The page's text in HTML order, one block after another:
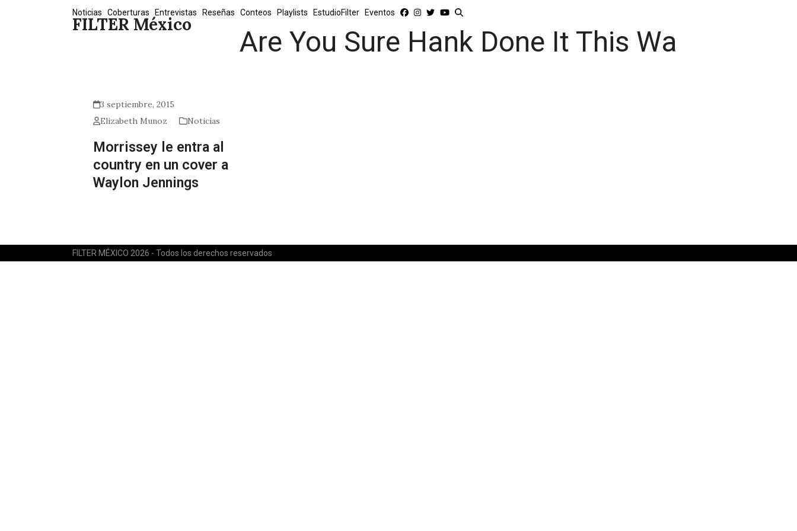
FILTER México
Noticias Coberturas Entrevistas Reseñas Conteos Playlists EstudioFilter Eventos
Are You Sure Hank Done It This Wa
3 septiembre, 2015
Elizabeth Munoz
Noticias
Morrissey le entra al
country en un cover a
Waylon Jennings
FILTER MÉXICO 2026 - Todos los derechos reservados